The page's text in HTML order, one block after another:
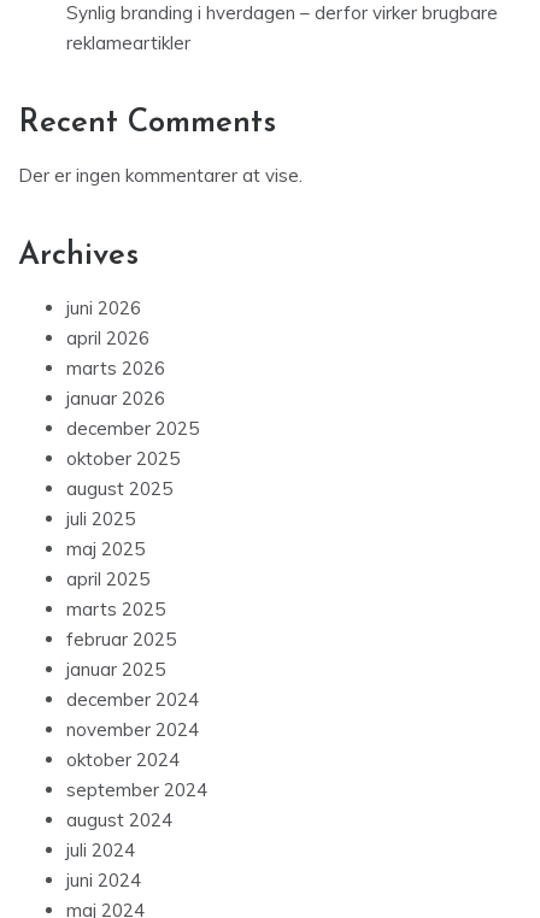
Synlig branding i hverdagen – derfor virker brugbare
reklameartikler
Recent Comments
Der er ingen kommentarer at vise.
Archives
juni 2026
april 2026
marts 2026
januar 2026
december 2025
oktober 2025
august 2025
juli 2025
maj 2025
april 2025
marts 2025
februar 2025
januar 2025
december 2024
november 2024
oktober 2024
september 2024
august 2024
juli 2024
juni 2024
maj 2024